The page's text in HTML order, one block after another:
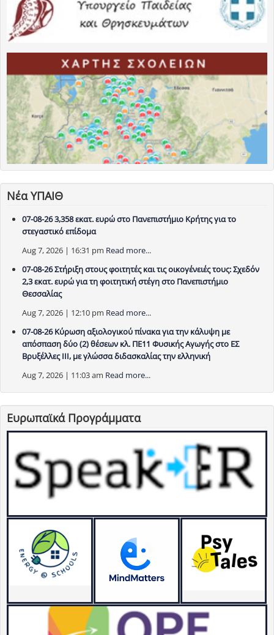
Νέα ΥΠΑΙΘ
07-08-26 3,358 εκατ. ευρώ στο Πανεπιστήμιο Κρήτης για το
στεγαστικό επίδομα
Aug 7, 2026 | 16:31 pm Read more...
07-08-26 Στήριξη στους φοιτητές και τις οικογένειές τους: Σχεδόν
2,3 εκατ. ευρώ για τη φοιτητική στέγη στο Πανεπιστήμιο
Θεσσαλίας
Aug 7, 2026 | 12:10 pm Read more...
07-08-26 Κύρωση αξιολογικού πίνακα για την κάλυψη με
απόσπαση δύο (2) θέσεων κλ. ΠΕ11 Φυσικής Αγωγής στο ΕΣ
Βρυξέλλες ΙΙΙ, με γλώσσα διδασκαλίας την ελληνική
Aug 7, 2026 | 11:03 am Read more...
Ευρωπαϊκά Προγράμματα